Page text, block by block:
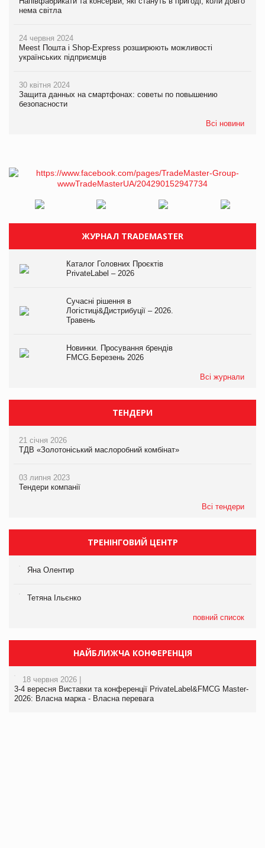
нема світла
24 червня 2024
Meest Пошта і Shop-Express розширюють можливості
українських підприємців
30 квітня 2024
Защита данных на смартфонах: советы по повышению
безопасности
Всі новини
ЖУРНАЛ TRADEMASTER
Каталог Головних Проєктів
PrivateLabel – 2026
Сучасні рішення в
Логістиці&Дистрибуції – 2026.
Травень
Новинки. Просування брендів
FMCG.Березень 2026
Всі журнали
ТЕНДЕРИ
21 січня 2026
ТДВ «Золотоніський маслоробний комбінат»
03 липня 2023
Тендери компанії
Всі тендери
ТРЕНІНГОВИЙ ЦЕНТР
Яна Олентир
Тетяна Ільєнко
повний список
НАЙБЛИЖЧА КОНФЕРЕНЦІЯ
18 червня 2026 |
3-4 вересня Виставки та конференції PrivateLabel&FMCG Master-
2026: Власна марка - Власна перевага